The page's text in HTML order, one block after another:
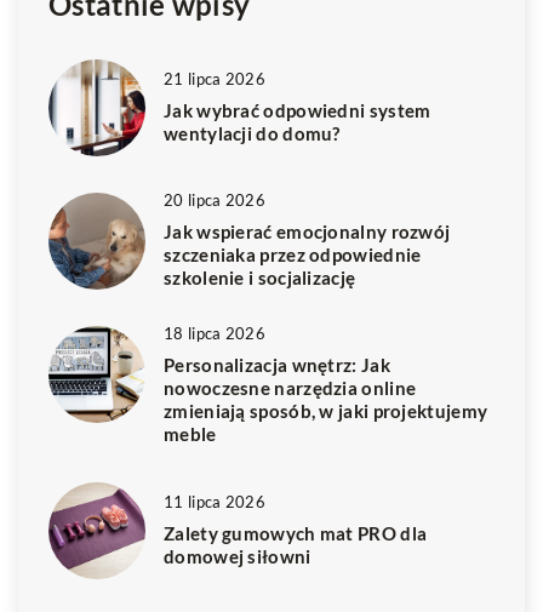
21 lipca 2026
Jak wybrać odpowiedni system
wentylacji do domu?
20 lipca 2026
Jak wspierać emocjonalny rozwój
szczeniaka przez odpowiednie
szkolenie i socjalizację
18 lipca 2026
Personalizacja wnętrz: Jak
nowoczesne narzędzia online
zmieniają sposób, w jaki projektujemy
meble
11 lipca 2026
Zalety gumowych mat PRO dla
domowej siłowni